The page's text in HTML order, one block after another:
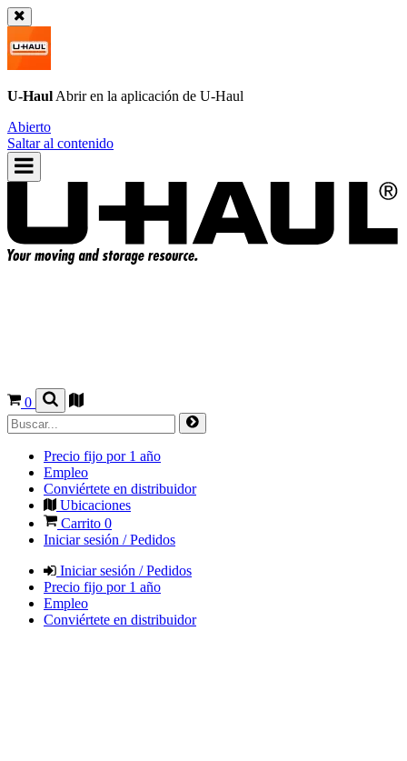
U-Haul Abrir en la aplicación de U-Haul
Abierto
Saltar al contenido
0
Precio fijo por 1 año
Empleo
Conviértete en distribuidor
Ubicaciones
Carrito 0
Iniciar sesión / Pedidos
Iniciar sesión / Pedidos
Precio fijo por 1 año
Empleo
Conviértete en distribuidor